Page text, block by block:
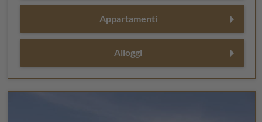
Appartamenti
Alloggi